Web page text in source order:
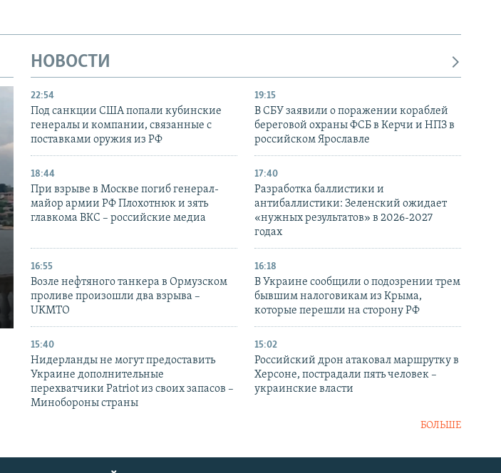
НОВОСТИ
22:54
Под санкции США попали кубинские
генералы и компании, связанные с
поставками оружия из РФ
19:15
В СБУ заявили о поражении кораблей
береговой охраны ФСБ в Керчи и НПЗ в
российском Ярославле
18:44
При взрыве в Москве погиб генерал-
майор армии РФ Плохотнюк и зять
главкома ВКС – российские медиа
17:40
Разработка баллистики и
антибаллистики: Зеленский ожидает
«нужных результатов» в 2026-2027
годах
16:55
Возле нефтяного танкера в Ормузском
проливе произошли два взрыва –
UKMTO
16:18
В Украине сообщили о подозрении трем
бывшим налоговикам из Крыма,
которые перешли на сторону РФ
15:40
Нидерланды не могут предоставить
Украине дополнительные
перехватчики Patriot из своих запасов –
Минобороны страны
15:02
Российский дрон атаковал маршрутку в
Херсоне, пострадали пять человек –
украинские власти
БОЛЬШЕ